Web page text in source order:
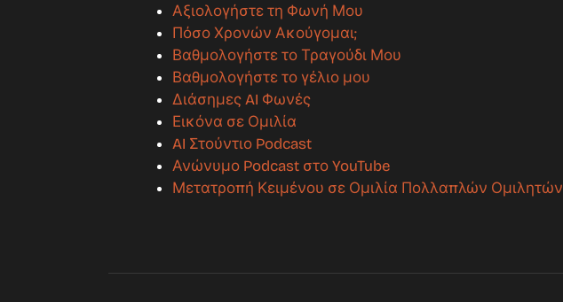
Αξιολογήστε τη Φωνή Μου
Πόσο Χρονών Ακούγομαι;
Βαθμολογήστε το Τραγούδι Μου
Βαθμολογήστε το γέλιο μου
Διάσημες AI Φωνές
Εικόνα σε Ομιλία
AI Στούντιο Podcast
Ανώνυμο Podcast στο YouTube
Μετατροπή Κειμένου σε Ομιλία Πολλαπλών Ομιλητών